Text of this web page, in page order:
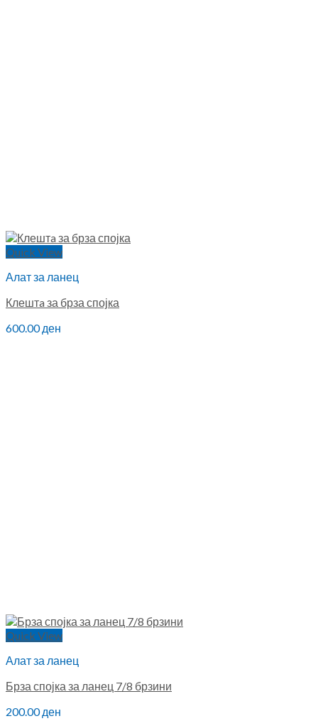
Quick View
Алат за ланец
Клештa за брза спојка
600.00ден
Quick View
Алат за ланец
Брза спојка за ланец 7/8 брзини
200.00ден